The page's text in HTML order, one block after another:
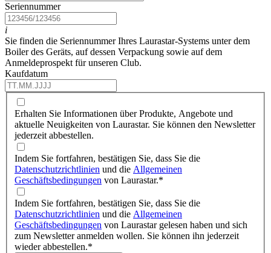
Seriennummer
i
Sie finden die Seriennummer Ihres Laurastar-Systems unter dem
Boiler des Geräts, auf dessen Verpackung sowie auf dem
Anmeldeprospekt für unseren Club.
Kaufdatum
Erhalten Sie Informationen über Produkte, Angebote und
aktuelle Neuigkeiten von Laurastar. Sie können den Newsletter
jederzeit abbestellen.
Indem Sie fortfahren, bestätigen Sie, dass Sie die
Datenschutzrichtlinien und die Allgemeinen
Geschäftsbedingungen von Laurastar.*
Indem Sie fortfahren, bestätigen Sie, dass Sie die
Datenschutzrichtlinien und die Allgemeinen
Geschäftsbedingungen von Laurastar gelesen haben und sich
zum Newsletter anmelden wollen. Sie können ihn jederzeit
wieder abbestellen.*